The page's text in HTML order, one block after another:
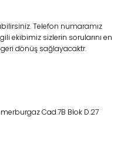
Telefon numaramız
ekibimiz sizlerin sorularını en
geri dönüş sağlayacaktr.
Cad.7B Blok D.27